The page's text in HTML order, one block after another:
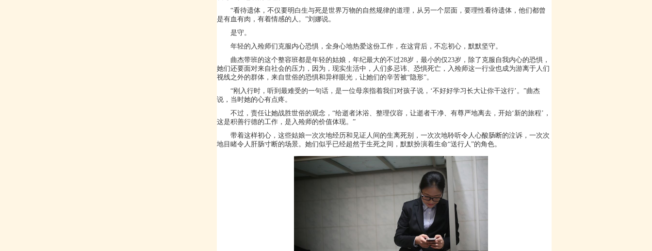
“看待遗体，不仅要明白生与死是世界万物的自然规律的道理，从另一个层面，要理性看待遗体，他们都曾
是有血有肉，有着情感的人。”刘娜说。
是守。
年轻的入殓师们克服内心恐惧，全身心地热爱这份工作，在这背后，不忘初心，默默坚守。
曲杰带班的这个整容班都是年轻的姑娘，年纪最大的不过28岁，最小的仅23岁，除了克服自我内心的恐惧，
她们还要面对来自社会的压力，因为，现实生活中，人们多忌讳、恐惧死亡，入殓师这一行业也成为游离于人们
视线之外的群体，来自世俗的恐惧和异样眼光，让她们的辛苦被“隐形”。
“刚入行时，听到最难受的一句话，是一位母亲指着我们对孩子说，‘不好好学习长大让你干这行’。”曲杰
说，当时她的心有点疼。
不过，责任让她战胜世俗的观念，“给逝者沐浴、整理仪容，让逝者干净、有尊严地离去，开始‘新的旅程’，
这是积善行德的工作，是入殓师的价值体现。”
带着这样初心，这些姑娘一次次地经历和见证人间的生离死别，一次次地聆听令人心酸肠断的泣诉，一次次
地目睹令人肝肠寸断的场景。她们似乎已经超然于生死之间，默默扮演着生命“送行人”的角色。